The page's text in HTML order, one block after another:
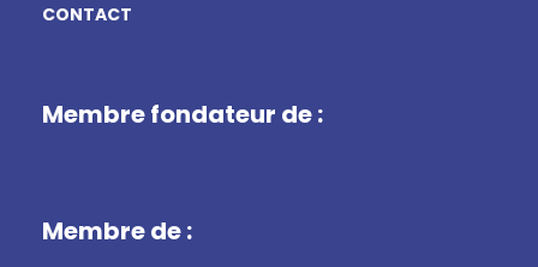
CONTACT
Membre fondateur de :
Membre de :